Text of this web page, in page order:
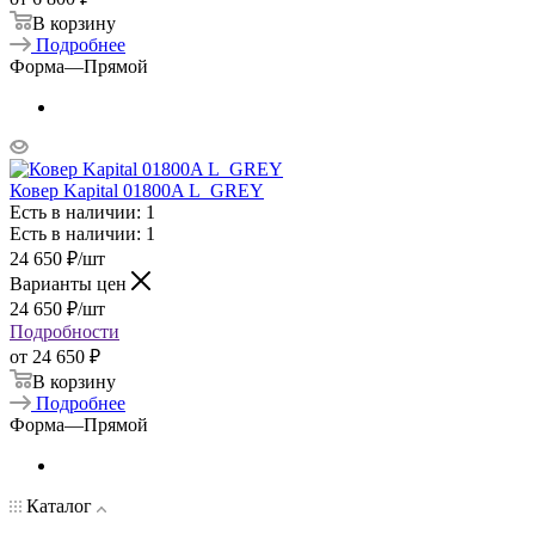
В корзину
Подробнее
Форма—Прямой
Ковер Kapital 01800A L_GREY
Есть в наличии: 1
Есть в наличии: 1
24 650 ₽/шт
Варианты цен
24 650 ₽/шт
Подробности
от 24 650 ₽
В корзину
Подробнее
Форма—Прямой
Каталог